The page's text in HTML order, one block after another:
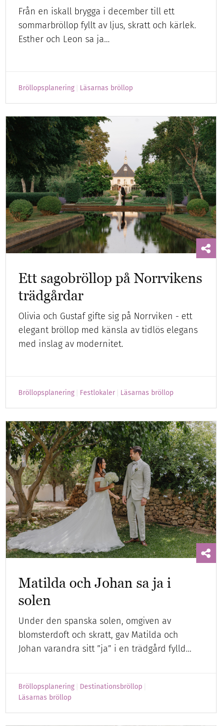
Från en iskall brygga i december till ett
sommarbröllop fyllt av ljus, skratt och kärlek.
Esther och Leon sa ja…
Bröllopsplanering Läsarnas bröllop
Ett sagobröllop på Norrvikens
trädgårdar
Olivia och Gustaf gifte sig på Norrviken - ett
elegant bröllop med känsla av tidlös elegans
med inslag av modernitet.
Bröllopsplanering Festlokaler Läsarnas bröllop
Matilda och Johan sa ja i
solen
Under den spanska solen, omgiven av
blomsterdoft och skratt, gav Matilda och
Johan varandra sitt ”ja” i en trädgård fylld…
Bröllopsplanering
Destinationsbröllop
Läsarnas bröllop